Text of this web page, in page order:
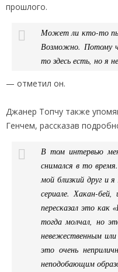
прошлого.
Может ли кто-то
Возможно. Потому
то здесь есть, но я
— отметил он.
Джанер Топчу также
Генчем, рассказав
В том интервью
снимался в то
мой близкий друг и
сериале. Хакан-бей,
пересказал это как
тогда молчал, но
невежественным
это очень
неподобающим